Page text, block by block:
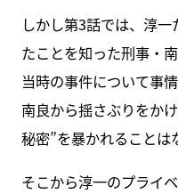
しかし第3話では、淳
たことを知った刑事・
当時の事件について事
南良から揺さぶりをか
秘密”を暴かれることは
そこから淳一のプライ